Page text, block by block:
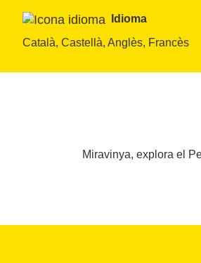
Idioma
Català, Castellà, Anglès, Francès
Miravinya, explora el